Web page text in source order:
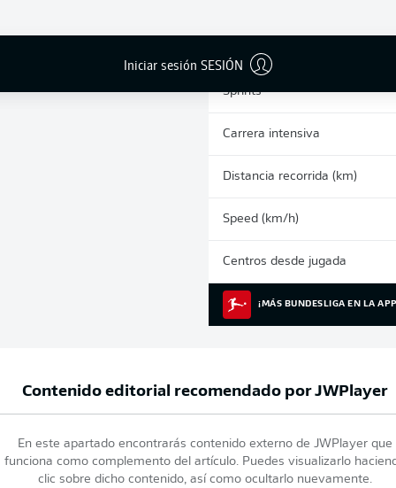
Iniciar sesión SESIÓN
Sprints
Carrera intensiva
Distancia recorrida (km)
Speed (km/h)
Centros desde jugada
¡MÁS BUNDESLIGA EN LA
Contenido editorial recomendado porJWPlayer
En este apartado encontrarás contenido externo de JWPlayer que
funciona como complemento del artículo. Puedes visualizarlo
clic sobre dicho contenido, así como ocultarlo nuevamente.